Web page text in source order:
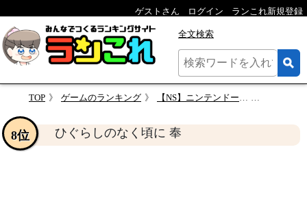
ゲストさん ログイン ランこれ新規登録
全文検索
TOP ゲームのランキング 【NS】ニンテンドースイッチの名作・アドベンチャーゲーム人気投票＆ランキング【ADV】
ひぐらしのなく頃に 奉
8位